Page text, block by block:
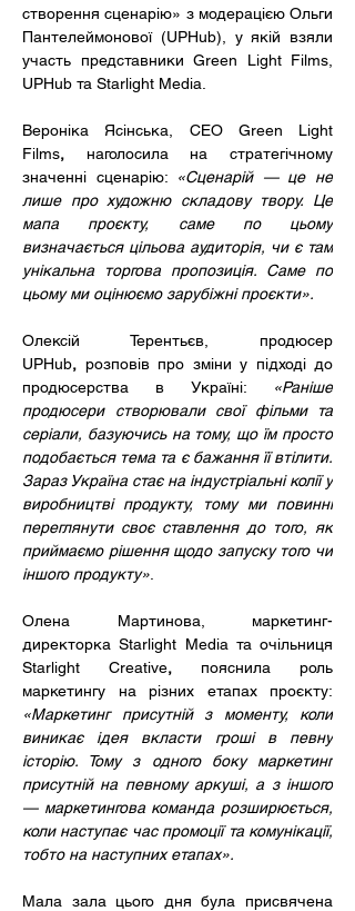
створення сценарію» з модерацією Ольги
Пантелеймонової (UPHub), у якій взяли
участь представники Green Light Films,
UPHub та Starlight Media.
Вероніка Ясінська, СЕО Green Light
Films, наголосила на стратегічному
значенні сценарію:
«Сценарій — це не
лише про художню складову твору. Це
мапа проєкту, саме по цьому
визначається цільова аудиторія, чи є там
унікальна торгова пропозиція. Саме по
цьому ми оцінюємо зарубіжні проєкти».
Олексій Терентьєв, продюсер
UPHub, розповів про зміни у підході до
продюсерства в Україні:
«Раніше
продюсери створювали свої фільми та
серіали, базуючись на тому, що їм просто
подобається тема та є бажання її втілити.
Зараз Україна стає на індустріальні колії у
виробництві продукту, тому ми повинні
переглянути своє ставлення до того, як
приймаємо рішення щодо запуску того чи
іншого продукту»
Олена Мартинова, маркетинг-
директорка Starlight Media та очільниця
Starlight Creative, пояснила роль
«Маркетинг присутній з моменту, коли
виникає ідея вкласти гроші в певну
історію. Тому з одного боку маркетинг
присутній на певному аркуші, а з іншого
— маркетингова команда розширюється,
коли наступає час промоції та комунікації,
тобто на наступних етапах».
Мала зала цього дня була присвячена